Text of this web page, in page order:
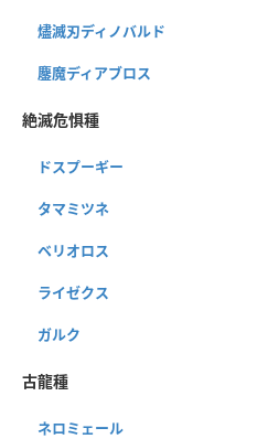
燼滅刃ディノバルド
鏖魔ディアブロス
絶滅危惧種
ドスプーギー
タマミツネ
ベリオロス
ライゼクス
ガルク
古龍種
ネロミェール